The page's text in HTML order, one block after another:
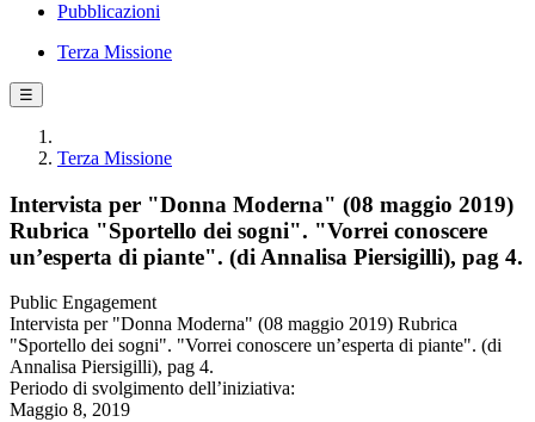
Pubblicazioni
Terza Missione
☰
Terza Missione
Intervista per "Donna Moderna" (08 maggio 2019)
Rubrica "Sportello dei sogni". "Vorrei conoscere
un’esperta di piante". (di Annalisa Piersigilli), pag 4.
Public Engagement
Intervista per "Donna Moderna" (08 maggio 2019) Rubrica
"Sportello dei sogni". "Vorrei conoscere un’esperta di piante". (di
Annalisa Piersigilli), pag 4.
Periodo di svolgimento dell’iniziativa:
Maggio 8, 2019